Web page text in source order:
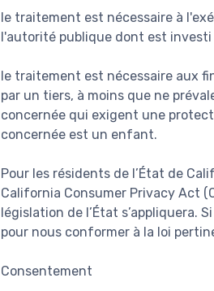
le traitement est nécessaire à
l'autorité publique dont est
le traitement est nécessaire aux
par un tiers, à moins que ne
concernée qui exigent une
concernée est un enfant.
Pour les résidents de l’État de
California Consumer Privacy Act
législation de l’État
pour nous conformer à la loi
Consentement